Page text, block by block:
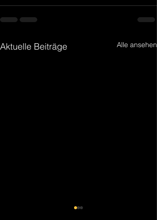
Aktuelle Beiträge Alle ansehen